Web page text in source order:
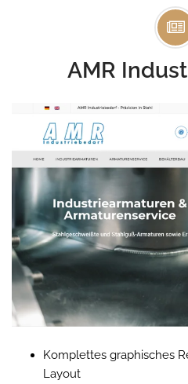
AMR
Komplettes graphisches
Layout